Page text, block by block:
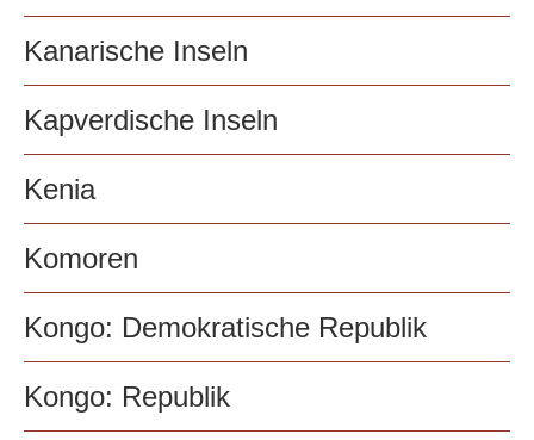
Kanarische Inseln
Kapverdische Inseln
Kenia
Komoren
Kongo: Demokratische Republik
Kongo: Republik